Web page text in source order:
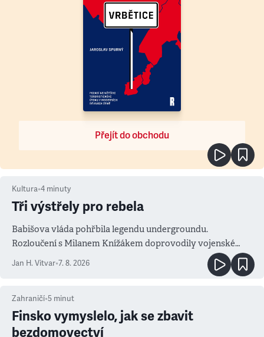
Přejít do obchodu
Kultura•4 minuty
Tři výstřely pro rebela
Babišova vláda pohřbila legendu undergroundu.
Rozloučení s Milanem Knížákem doprovodily vojenské
salvy i kritika pokrokářů
Jan H. Vitvar•7. 8. 2026
Zahraničí•5 minut
Finsko vymyslelo, jak se zbavit
bezdomovectví